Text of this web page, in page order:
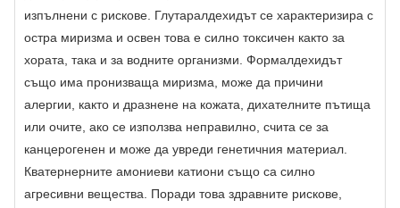
изпълнени с рискове. Глутаралдехидът се характеризира с
остра миризма и освен това е силно токсичен както за
хората, така и за водните организми. Формалдехидът
също има пронизваща миризма, може да причини
алергии, както и дразнене на кожата, дихателните пътища
или очите, ако се използва неправилно, счита се за
канцерогенен и може да увреди генетичния материал.
Кватернерните амониеви катиони също са силно
агресивни вещества. Поради това здравните рискове,